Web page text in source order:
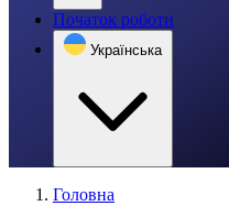
Початок роботи
Українська
Головна